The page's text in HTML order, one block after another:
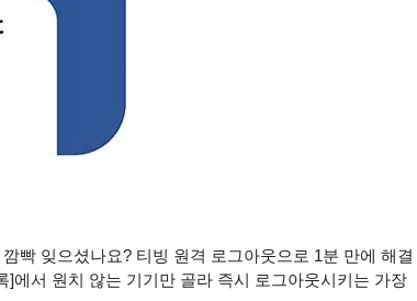
빡 잊으셨나요? 티빙 원격 로그아웃으로 1분 만에 해결
에서 원치 않는 기기만 골라 즉시 로그아웃시키는 가장